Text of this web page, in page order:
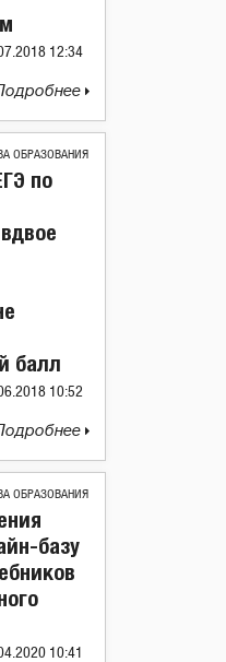
12:34
ОБРАЗОВАНИЯ
по
балл
10:52
ОБРАЗОВАНИЯ
базу
10:41